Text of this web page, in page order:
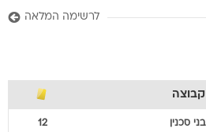
לרשימה המלאה
קבוצה
בני סכנין 12